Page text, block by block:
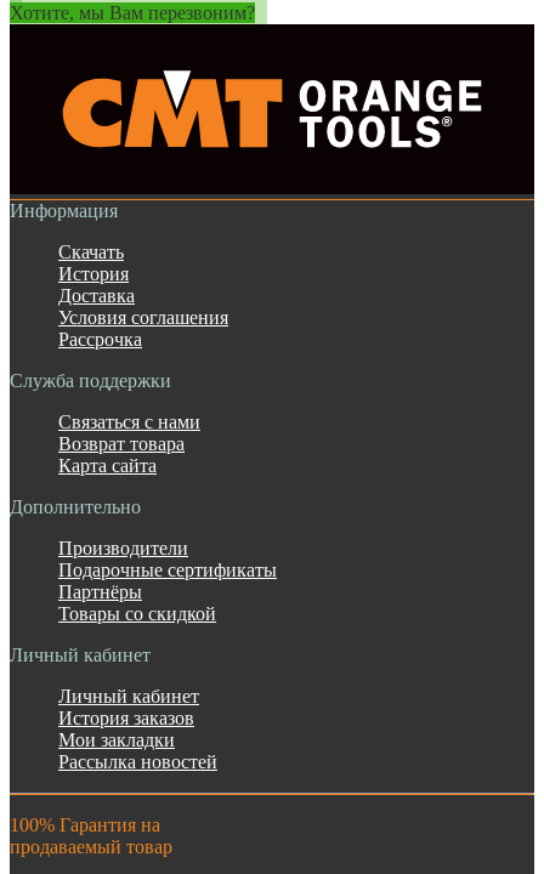
Хотите, мы Вам перезвоним?
Информация
Скачать
История
Доставка
Условия соглашения
Рассрочка
Служба поддержки
Связаться с нами
Возврат товара
Карта сайта
Дополнительно
Производители
Подарочные сертификаты
Партнёры
Товары со скидкой
Личный кабинет
Личный кабинет
История заказов
Мои закладки
Рассылка новостей
100% Гарантия на
продаваемый товар